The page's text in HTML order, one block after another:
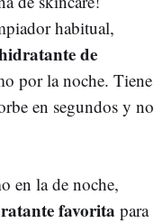
habitual,
de
por la noche. Tiene
en segundos y no
en la de noche,
favorita para